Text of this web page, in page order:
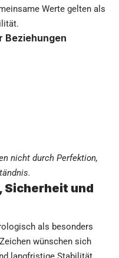
Werte gelten als
Beziehungen
nicht durch Perfektion,
Sicherheit und
als besonders
wünschen sich